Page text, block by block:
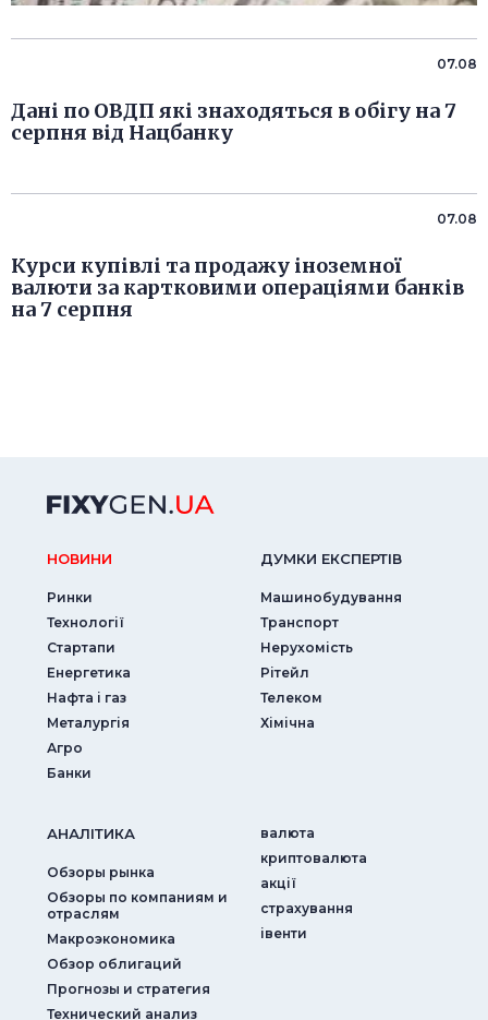
07.08
Дані по ОВДП які знаходяться в обігу на 7
серпня від Нацбанку
07.08
Курси купівлі та продажу іноземної
валюти за картковими операціями банків
на 7 серпня
НОВИНИ
Ринки
Технології
Стартапи
Енергетика
Нафта і газ
Металургія
Агро
Банки
ДУМКИ ЕКСПЕРТIВ
Машинобудування
Транспорт
Нерухомість
Рітейл
Телеком
Хімічна
АНАЛIТИКА
Обзоры рынка
Обзоры по компаниям и
отраслям
Макроэкономика
Обзор облигаций
Прогнозы и стратегия
Технический анализ
валюта
криптовалюта
акції
страхування
iвенти